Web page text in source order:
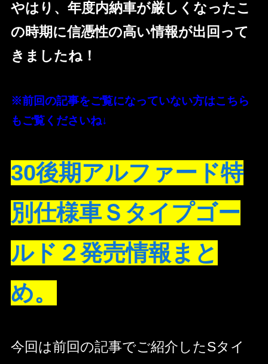
やはり、年度内納車が厳しくなったこ
の時期に信憑性の高い情報が出回って
きましたね！
※前回の記事をご覧になっていない方はこちら
もご覧くださいね↓
30後期アルファード特
別仕様車Ｓタイプゴー
ルド２発売情報まと
め。
今回は前回の記事でご紹介したSタイ